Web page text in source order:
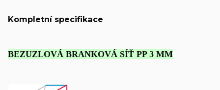
Kompletní specifikace
BEZUZLOVÁ BRANKOVÁ SÍŤ PP 3 MM